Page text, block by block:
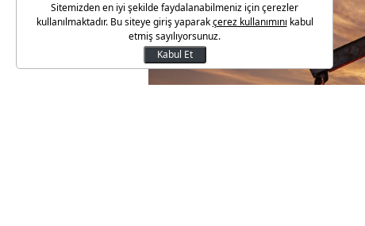
Sitemizden en iyi şekilde faydalanabilmeniz için çerezler
kullanılmaktadır. Bu siteye giriş yaparakçerez kullanımını kabul
etmiş sayılıyorsunuz.
Kabul Et